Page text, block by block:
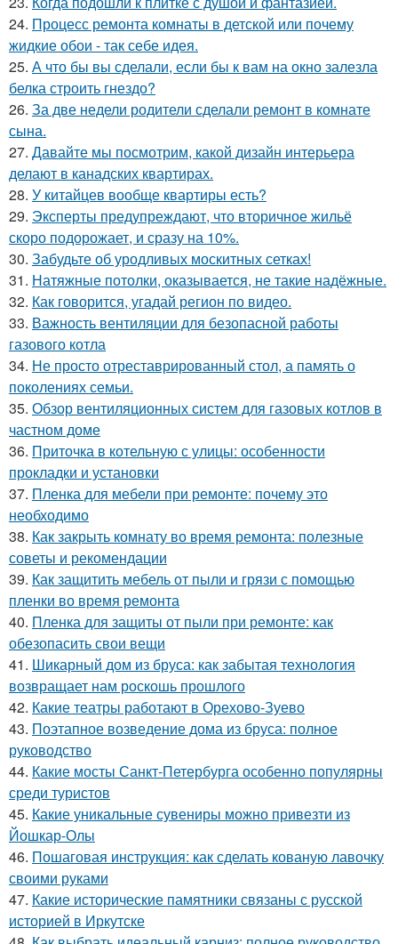
24. Процесс ремонта комнаты в детской или почему
жидкие обои - так себе идея.
25. А что бы вы сделали, если бы к вам на окно залезла
белка строить гнездо?
26. За две недели родители сделали ремонт в комнате
сына.
27. Давайте мы посмотрим, какой дизайн интерьера
делают в канадских квартирах.
28. У китайцев вообще квартиры есть?
29. Эксперты предупреждают, что вторичное жильё
скоро подорожает, и сразу на 10%.
30. Забудьте об уродливых москитных сетках!
31. Натяжные потолки, оказывается, не такие надёжные.
32. Как говорится, угадай регион по видео.
33. Важность вентиляции для безопасной работы
газового котла
34. Не просто отреставрированный стол, а память о
поколениях семьи.
35. Обзор вентиляционных систем для газовых котлов в
частном доме
36. Приточка в котельную с улицы: особенности
прокладки и установки
37. Пленка для мебели при ремонте: почему это
необходимо
38. Как закрыть комнату во время ремонта: полезные
советы и рекомендации
39. Как защитить мебель от пыли и грязи с помощью
пленки во время ремонта
40. Пленка для защиты от пыли при ремонте: как
обезопасить свои вещи
41. Шикарный дом из бруса: как забытая технология
возвращает нам роскошь прошлого
42. Какие театры работают в Орехово-Зуево
43. Поэтапное возведение дома из бруса: полное
руководство
44. Какие мосты Санкт-Петербурга особенно популярны
среди туристов
45. Какие уникальные сувениры можно привезти из
Йошкар-Олы
46. Пошаговая инструкция: как сделать кованую лавочку
своими руками
47. Какие исторические памятники связаны с русской
историей в Иркутске